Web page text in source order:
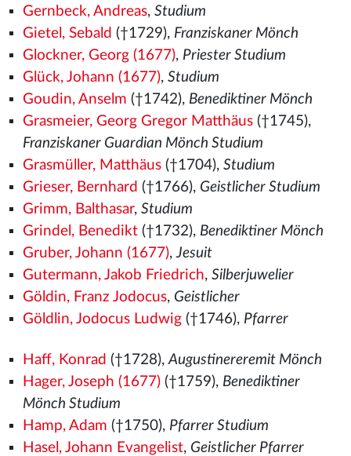
Gernbeck, Andreas, Studium
Gietel, Sebald (†1729), Franziskaner Mönch
Glockner, Georg (1677), Priester Studium
Glück, Johann (1677), Studium
Goudin, Anselm (†1742), Benediktiner Mönch
Grasmeier, Georg Gregor Matthäus(†1745),
Franziskaner Guardian Mönch Studium
Grasmüller, Matthäus(†1704), Studium
Grieser, Bernhard (†1766), Geistlicher Studium
Grimm, Balthasar, Studium
Grindel, Benedikt(†1732), Benediktiner Mönch
Gruber, Johann (1677),Jesuit
Gutermann, Jakob Friedrich, Silberjuwelier
Göldin, Franz Jodocus, Geistlicher
Göldlin, Jodocus Ludwig(†1746), Pfarrer
Haff, Konrad (†1728),Augustinereremit Mönch
Hager, Joseph (1677)(†1759), Benediktiner
Mönch Studium
Hamp, Adam (†1750), Pfarrer Studium
Hasel, Johann Evangelist, Geistlicher Pfarrer